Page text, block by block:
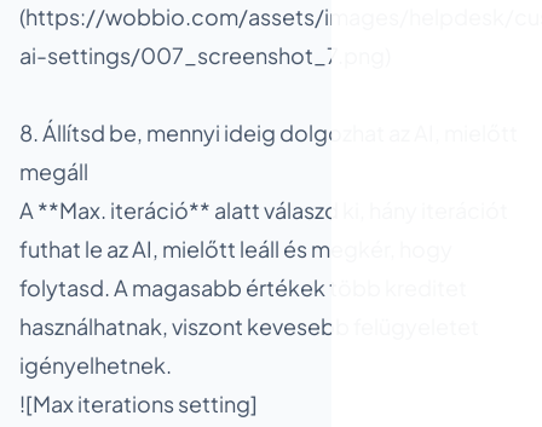
(https://wobbio.com/assets/images/helpdesk/
ai-settings/007_screenshot_7.png)
8. Állítsd be, mennyi ideig dolgozhat az AI, mielőtt
megáll
A **Max. iteráció** alatt válaszd ki, hány iterációt
futhat le az AI, mielőtt leáll és megkér, hogy
folytasd. A magasabb értékek több kreditet
használhatnak, viszont kevesebb felügyeletet
igényelhetnek.
![Max iterations setting]